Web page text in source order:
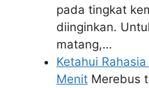
pada tingkat
diinginkan.
matang,…
Ketahui
Menit Merebus